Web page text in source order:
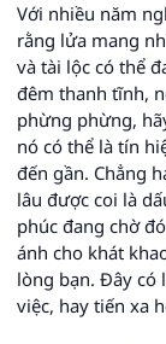
Với nhiều năm
rằng lửa mang
và tài lộc có thể
đêm thanh tĩnh,
phừng phừng,
nó có thể là tín
đến gần. Chẳng
lâu được coi là
phúc đang chờ
ánh cho khát
lòng bạn. Đây có
việc, hay tiến xa